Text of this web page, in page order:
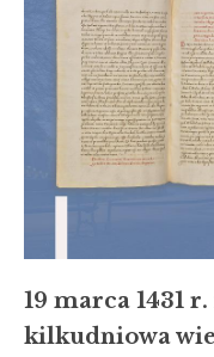
19 marca 1431
kilkudniowa